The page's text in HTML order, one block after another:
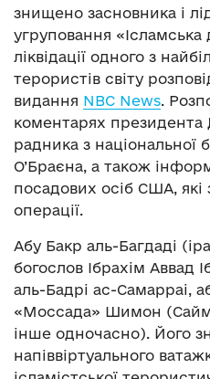
знищено засновника і
угруповання «Ісламська
ліквідації одного з
терористів світу
видання NBC News.
коментарях президента
радника з національної
О’Браєна, а також
посадових осіб США, які
операції.
Абу Бакр аль-Багдаді
богослов Ібрахім Аввад
аль-Бадрі ас-Самарраі,
«Моссада» Шимон
інше одночасно). Його
напіввіртуального